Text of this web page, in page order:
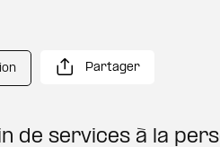
Partager
de services à la